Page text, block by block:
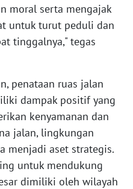
moral serta mengajak
untuk turut peduli dan
tinggalnya," tegas
penataan ruas jalan
dampak positif yang
kenyamanan dan
jalan, lingkungan
menjadi aset strategis.
untuk mendukung
dimiliki oleh wilayah